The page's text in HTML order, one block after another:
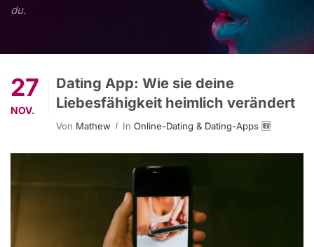
du.
27
NOV.
Dating App: Wie sie deine
Liebesfähigkeit heimlich verändert
Von Mathew In Online-Dating & Dating-Apps 🆕